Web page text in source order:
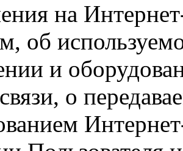
на
об
и
о